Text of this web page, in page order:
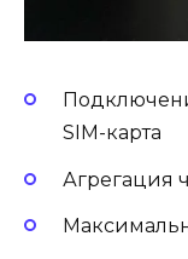
SIM-карта
Агрегация